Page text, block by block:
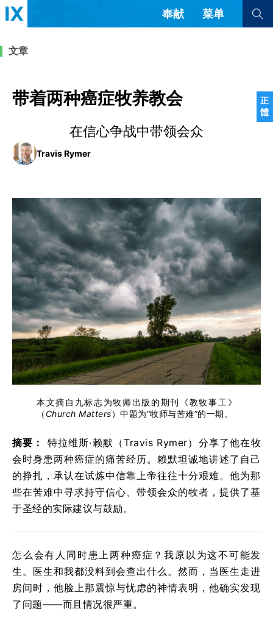
正
體
奉献 菜单
教会带领
团契生活与祷告
查看全部
查看全部
西班牙语
葡萄牙语
俄语
乌兹别克语
达里语
波斯语
法语
罗马尼亚语
波兰语
越南语
意大利语
德语
韩语
土耳其语
阿拉伯语
阿尔巴尼亚语
塞尔维亚语 柬埔寨语
文章
带着两种癌症牧养教会
在信心争战中带领会众
Travis Rymer
本文摘自九标志为牧师出版的期刊《教牧事工》
（ Church Matters）中题为“牧师与苦难”的一期。
摘要：
特拉维斯·赖默（Travis Rymer）分享了他在牧
会时身患两种癌症的痛苦经历。赖默坦诚地讲述了自己
的挣扎，承认在试炼中信靠上帝往往十分艰难。他为那
些在苦难中寻求持守信心、带领会众的牧者，提供了基
于圣经的实际建议与鼓励。
怎么会有人同时患上两种癌症？我原以为这不可能发
生。医生和我都没料到会查出什么。然而，当医生走进
房间时，他脸上那震惊与忧虑的神情表明，他确实发现
了问题——而且情况很严重。